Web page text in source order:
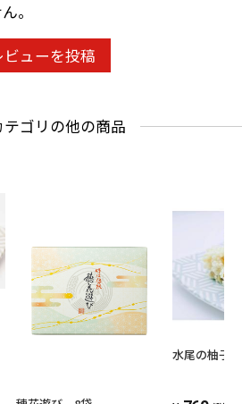
。
ビューを投稿
テゴリの他の商品
水尾の柚子